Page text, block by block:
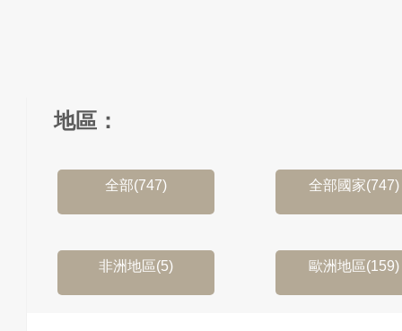
地區：
全部(747) 全部國家(747)
非洲地區(5) 歐洲地區(159)